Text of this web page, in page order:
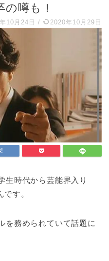
噂も！
10月24日 / 2020年10月29日
生時代から芸能界入り
す。
を務められていて話題に